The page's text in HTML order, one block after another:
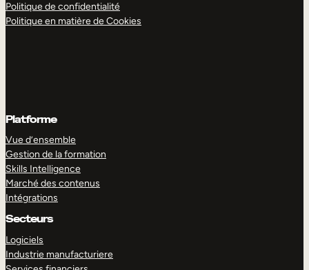
Politique de confidentialité
Politique en matière de Cookies
Platforme
Vue d’ensemble
Gestion de la formation
Skills Intelligence
Marché des contenus
Intégrations
Secteurs
Logiciels
Industrie manufacturiere